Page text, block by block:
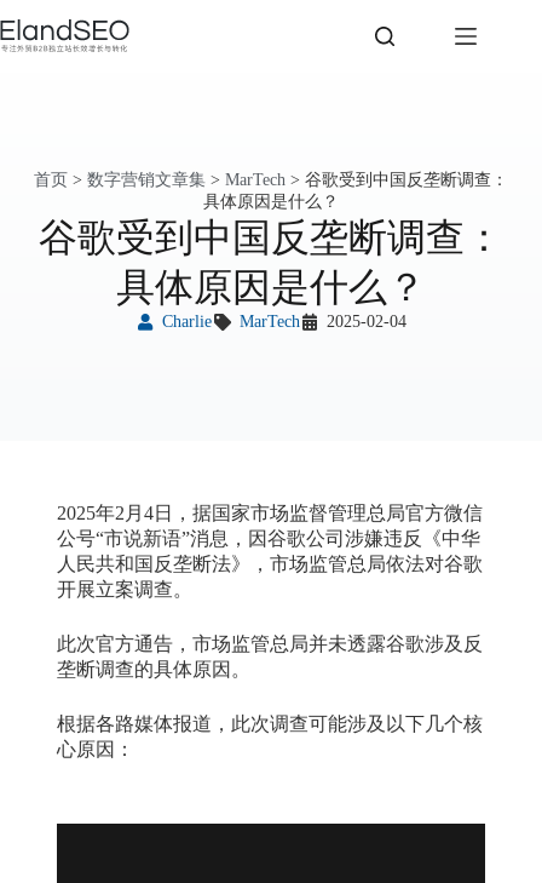
首页 > 数字营销文章集> MarTech> 谷歌受到中国反垄断调查：
具体原因是什么？
谷歌受到中国反垄断调查：
具体原因是什么？
Charlie MarTech 2025-02-04
2025年2月4日，据国家市场监督管理总局官方微信
公号“市说新语”消息，因谷歌公司涉嫌违反《中华
人民共和国反垄断法》，市场监管总局依法对谷歌
开展立案调查。
此次官方通告，市场监管总局并未透露谷歌涉及反
垄断调查的具体原因。
根据各路媒体报道，此次调查可能涉及以下几个核
心原因：